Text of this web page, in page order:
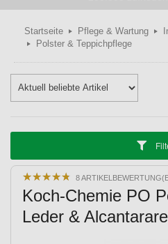
Startseite Pflege & Wartung
Polster & Teppichpflege
★★★★★
★★★★★ 8
Koch-Chemie PO
Leder &